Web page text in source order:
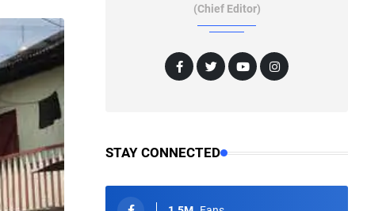
(Chief Editor)
STAY CONNECTED